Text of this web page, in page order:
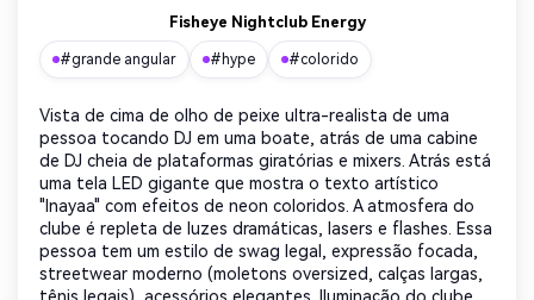
Fisheye Nightclub Energy
#grande angular #hype #colorido
Vista de cima de olho de peixe ultra-realista de uma
pessoa tocando DJ em uma boate, atrás de uma cabine
de DJ cheia de plataformas giratórias e mixers. Atrás está
uma tela LED gigante que mostra o texto artístico
"Inayaa" com efeitos de neon coloridos. A atmosfera do
clube é repleta de luzes dramáticas, lasers e flashes. Essa
pessoa tem um estilo de swag legal, expressão focada,
streetwear moderno (moletons oversized, calças largas,